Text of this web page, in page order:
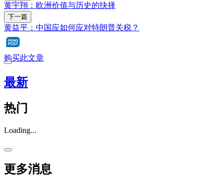
黄宇翔：欧洲价值与历史的抉择
下一篇
黄益平：中国应如何应对特朗普关税？
购买此文章
最新
热门
Loading...
更多消息